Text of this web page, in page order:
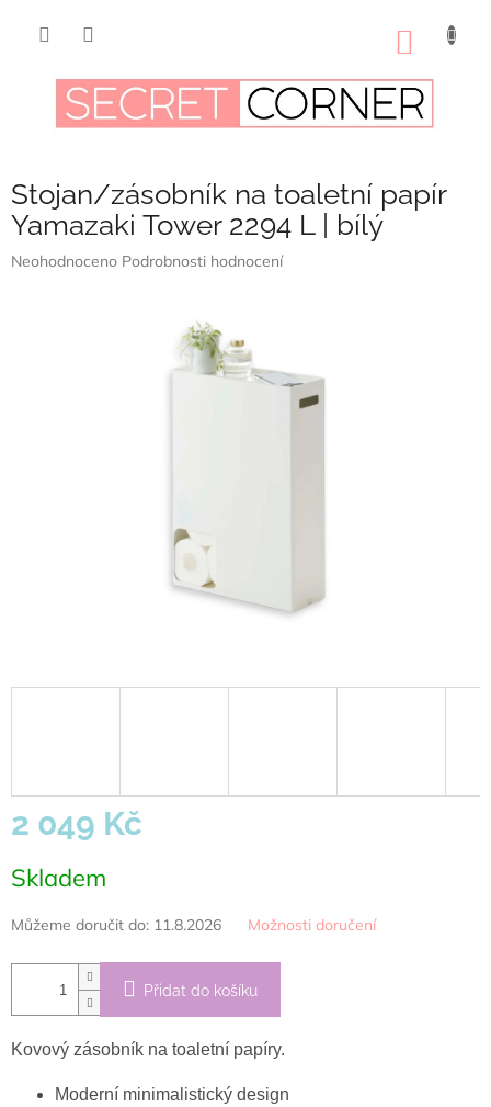
Stojan/zásobník na toaletní papír
Yamazaki Tower 2294 L | bílý
Průměrné
Neohodnoceno Podrobnosti hodnocení
2 049 Kč
cena:
Skladem
Můžeme doručit do: 11.8.2026 Možnosti doručení
Přidat do košíku
Kovový zásobník na toaletní papíry.
Moderní minimalistický design